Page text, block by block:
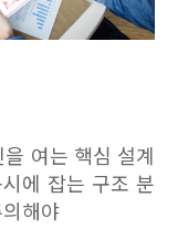
여는 핵심 설계
에 잡는 구조 분
해야